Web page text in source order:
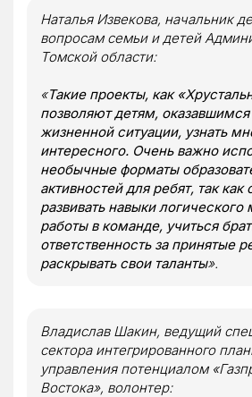
Наталья Извекова, начальник
вопросам семьи и детей
Томской области:
«Такие проекты, как
позволяют детям,
жизненной ситуации, узнать
интересного. Очень важно
необычные форматы
активностей для ребят, так
развивать навыки
работы в команде, учиться
ответственность за принятые
раскрывать свои таланты».
Владислав Шакин, ведущий
сектора интегрированного
управления потенциалом
Востока», волонтер: